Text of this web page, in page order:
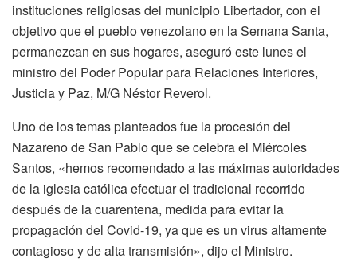
instituciones religiosas del municipio Libertador, con el
objetivo que el pueblo venezolano en la Semana Santa,
permanezcan en sus hogares, aseguró este lunes el
ministro del Poder Popular para Relaciones Interiores,
Justicia y Paz, M/G Néstor Reverol.
Uno de los temas planteados fue la procesión del
Nazareno de San Pablo que se celebra el Miércoles
Santos, «hemos recomendado a las máximas autoridades
de la iglesia católica efectuar el tradicional recorrido
después de la cuarentena, medida para evitar la
propagación del Covid-19, ya que es un virus altamente
contagioso y de alta transmisión», dijo el Ministro.